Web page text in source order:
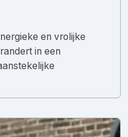
en vrolijke
in een